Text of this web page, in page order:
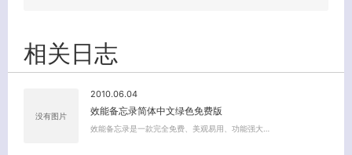
相关日志
没有图片
2010.06.04
效能备忘录简体中文绿色免费版
效能备忘录是一款完全免费、美观易用、功能强大…